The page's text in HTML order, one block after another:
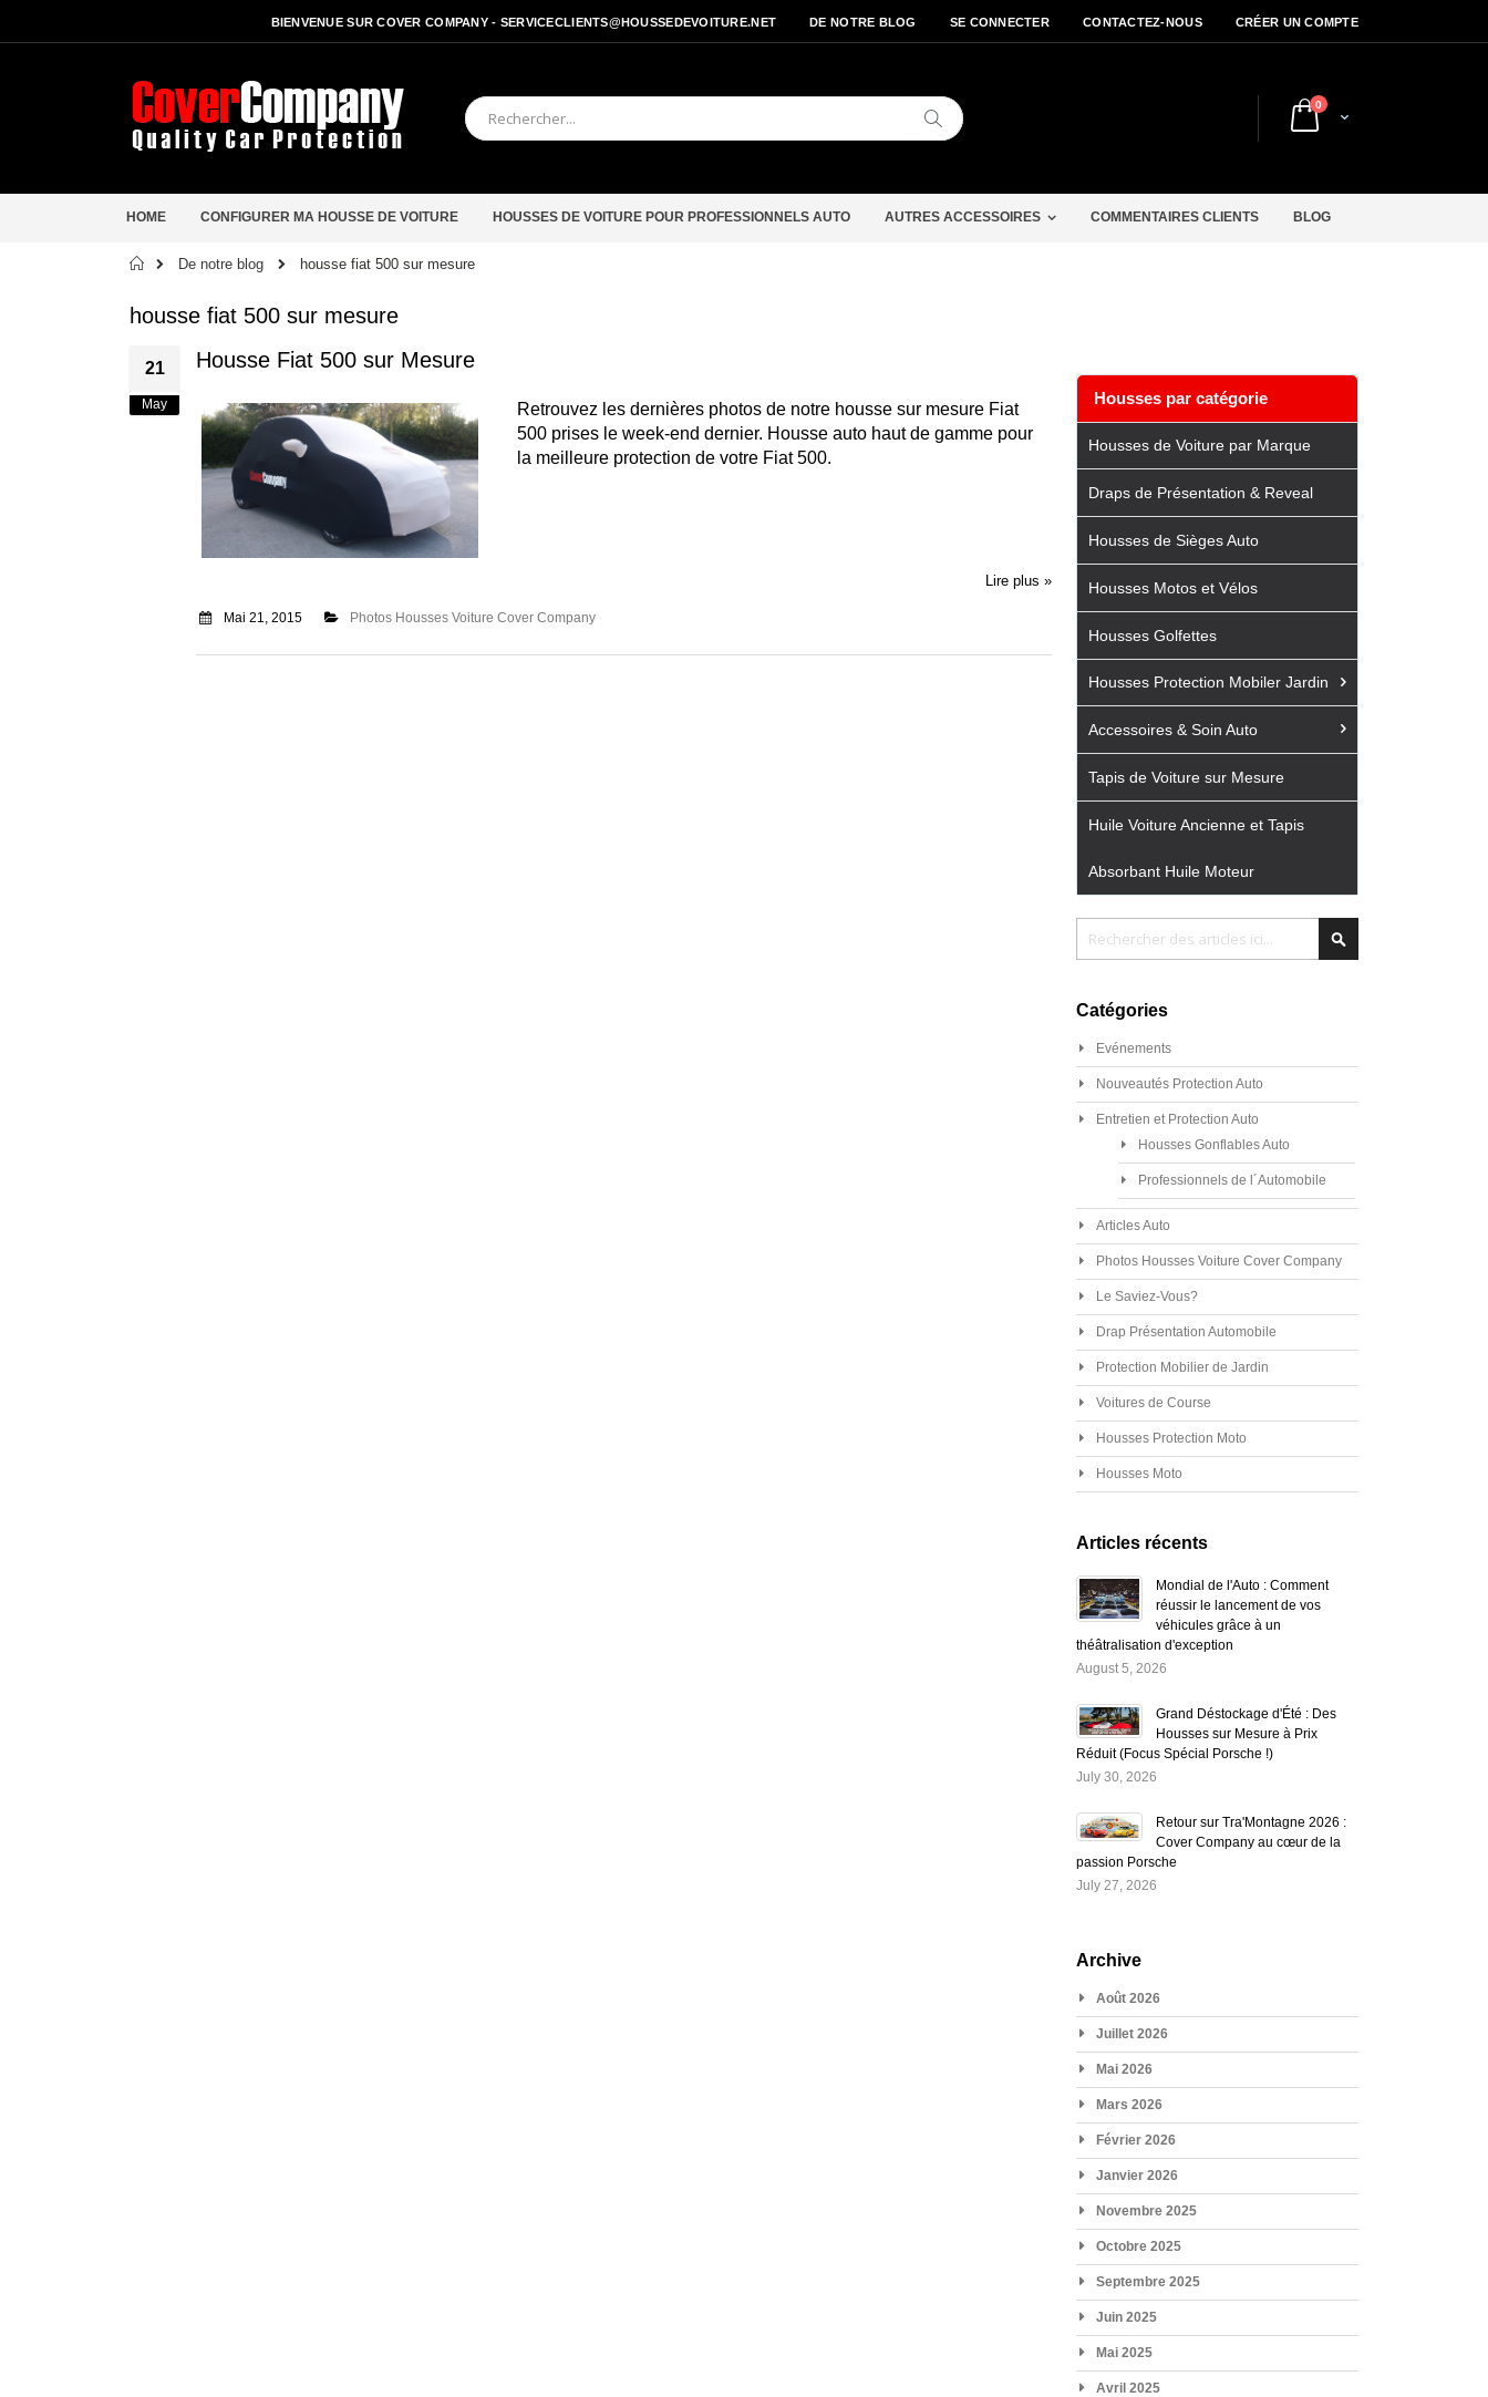
BIENVENUE SUR COVER COMPANY - SERVICECLIENTS@HOUSSEDEVOITURE.NET DE NOTRE BLOG SE CONNECTER CONTACTEZ-NOUS CRÉER UN COMPTE
Cart
0articles
Chercher
HOME CONFIGURER MA HOUSSE DE VOITURE HOUSSES DE VOITURE POUR PROFESSIONNELS AUTO AUTRES ACCESSOIRES COMMENTAIRES CLIENTS BLOG
Accueil
De notre blog housse fiat 500 sur mesure
housse fiat 500 sur mesure
21
May
Housse Fiat 500 sur Mesure
Retrouvez les dernières photos de notre housse sur mesure Fiat
500 prises le week-end dernier. Housse auto haut de gamme pour
la meilleure protection de votre Fiat 500.
Lire plus »
Mai 21, 2015 Photos Housses Voiture Cover Company
Housses par catégorie
Housses de Voiture par Marque
Draps de Présentation & Reveal
Housses de Sièges Auto
Housses Motos et Vélos
Housses Golfettes
Housses Protection Mobiler Jardin
Accessoires & Soin Auto
Tapis de Voiture sur Mesure
Huile Voiture Ancienne et Tapis
Absorbant Huile Moteur
Catégories
Evénements
Nouveautés Protection Auto
Entretien et Protection Auto
Housses Gonflables Auto
Professionnels de l´Automobile
Articles Auto
Photos Housses Voiture Cover Company
Le Saviez-Vous?
Drap Présentation Automobile
Protection Mobilier de Jardin
Voitures de Course
Housses Protection Moto
Housses Moto
Articles récents
Mondial de l'Auto : Comment
réussir le lancement de vos
véhicules grâce à un
théâtralisation d'exception
August 5, 2026
Grand Déstockage d'Été : Des
Housses sur Mesure à Prix
Réduit (Focus Spécial Porsche !)
July 30, 2026
Retour sur Tra'Montagne 2026 :
Cover Company au cœur de la
passion Porsche
July 27, 2026
Archive
Août 2026
Juillet 2026
Mai 2026
Mars 2026
Février 2026
Janvier 2026
Novembre 2025
Octobre 2025
Septembre 2025
Juin 2025
Mai 2025
Avril 2025